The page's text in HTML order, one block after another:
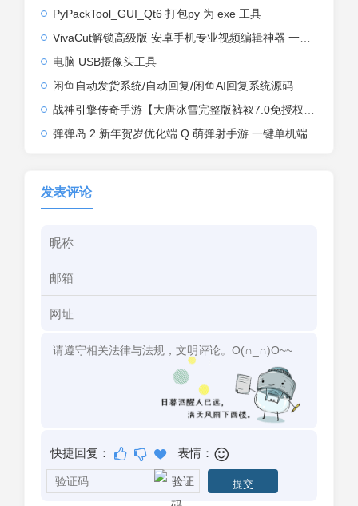
PyPackTool_GUI_Qt6 打包py 为 exe 工具
VivaCut解锁高级版 安卓手机专业视频编辑神器 一键式AI加持
电脑 USB摄像头工具
闲鱼自动发货系统/自动回复/闲鱼AI回复系统源码
战神引擎传奇手游【大唐冰雪完整版裤衩7.0免授权】2026整理特色服务端+寒冬之城+万象古城+天威大陆+大唐盛世【站长亲测】
弹弹岛 2 新年贺岁优化端 Q 萌弹射手游 一键单机端 + Linux 手工端 + GM 后台 + 安卓 iOS 双端带教程
发表评论
快捷回复： 表情：